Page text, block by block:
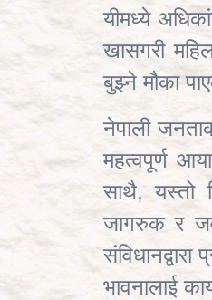
यीमध्ये
खासगरी
बुझ्ने मौका
नेपाली
महत्वपूर्ण
साथै, यस्तो
जागरुक र
संविधानद्वारा
भावनालाई